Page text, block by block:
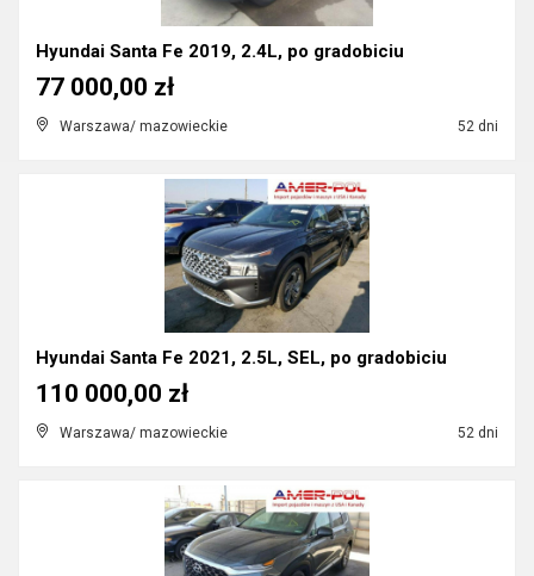
Hyundai Santa Fe 2019, 2.4L, po gradobiciu
Warszawa/ mazowieckie 52 dni
77 000,00 zł
Hyundai Santa Fe 2021, 2.5L, SEL, po gradobiciu
Warszawa/ mazowieckie 52 dni
110 000,00 zł